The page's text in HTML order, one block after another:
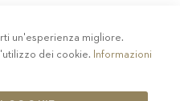
- COOKIE POLICY
ETICO
un'esperienza migliore.
dei cookie. Informazioni